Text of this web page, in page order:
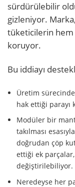
sürdürülebilir
gizleniyor.
tüketicilerin hem
koruyor.
Bu iddiayı
Üretim
hak ettiği parayı
Modüler bir
takılması
doğrudan çöp
ettiği ek
değiştirilebiliyor.
Neredeyse her